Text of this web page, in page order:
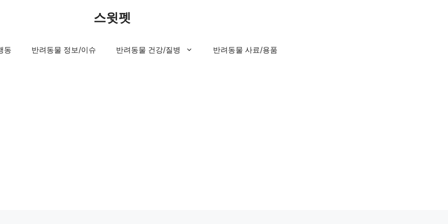
스윗펫
동 반려동물 정보/이슈 반려동물 건강/질병 반려동물 사료/용품